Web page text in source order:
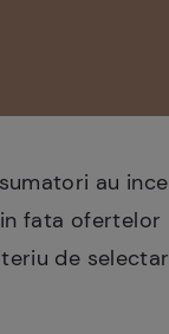
au
fata
de